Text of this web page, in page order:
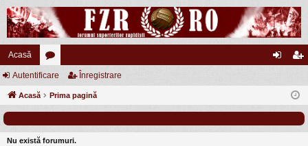
Acasă
or
u
uri
eg
Autentificare Înregistrare
Acasă Prima pagină
Nu există forumuri.